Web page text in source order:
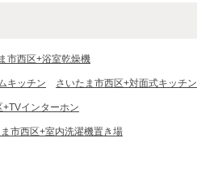
市西区+浴室乾燥機
キッチン さいたま市西区+対面式キッチン
+TVインターホン
市西区+室内洗濯機置き場